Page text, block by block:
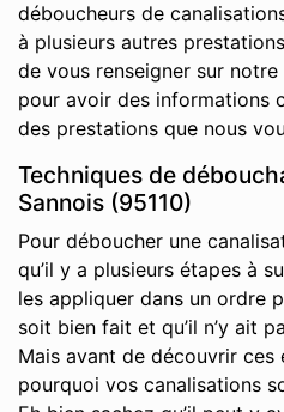
déboucheurs de
à plusieurs autres
de vous renseigner sur
pour avoir des informations
des prestations que nous
Techniques de
Sannois (95110)
Pour déboucher une
qu’il y a plusieurs étapes à
les appliquer dans un ordre
soit bien fait et qu’il n’y ait
Mais avant de découvrir ces
pourquoi vos canalisations